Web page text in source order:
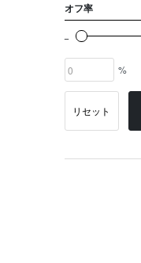
オフ率
%
リセット